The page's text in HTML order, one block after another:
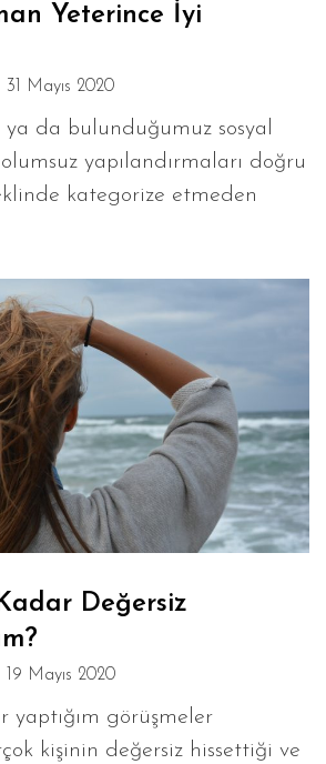
Yeterince İyi
31 Mayıs 2020
da bulunduğumuz sosyal
yapılandırmaları doğru
kategorize etmeden
Değersiz
19 Mayıs 2020
yaptığım görüşmeler
kişinin değersiz hissettiği ve